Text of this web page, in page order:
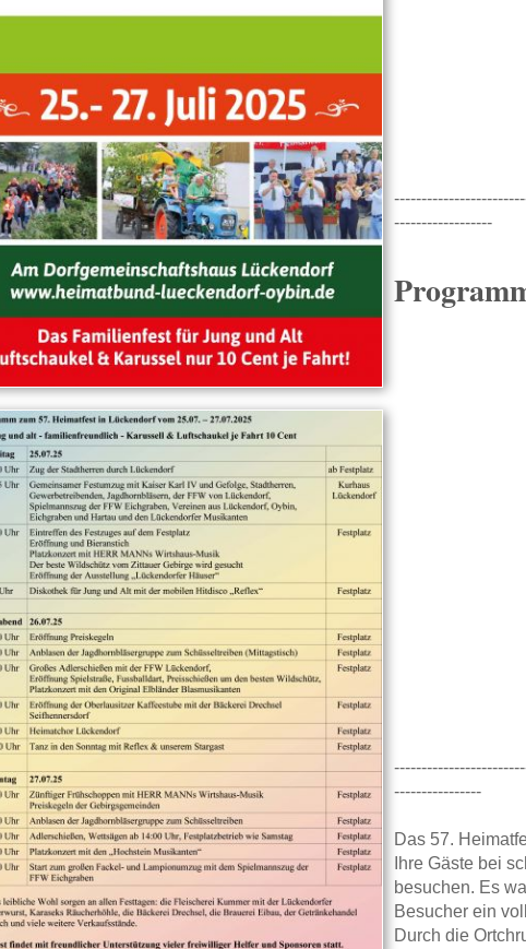
------------------
----------------
Das 57.
Ihre Gäste bei
besuchen. Es
Besucher ein
Durch die